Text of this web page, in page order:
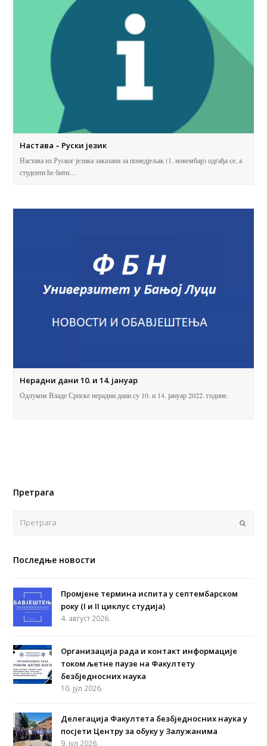
Настава – Руски језик
Настава из Руског језика заказана за понедјељак (1. новембар) одгађа се, а
студенти ће бити…
Нерадни дани 10. и 14. јануар
Одлуком Владе Српске нерадни дани су 10. и 14. јануар 2022. године.
Претрага
Последње новости
Промјене термина испита у септембарском
року (I и II циклус студија)
4. август 2026.
Организација рада и контакт информације
током љетне паузе на Факултету
безбједносних наука
10. јул 2026.
Делегација Факултета безбједносних наука у
посјети Центру за обуку у Залужанима
9. јул 2026.